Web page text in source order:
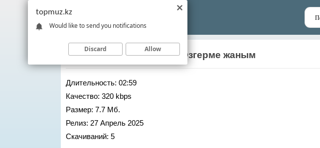
Рахымжан Оразалиев– Озгерме жаным
Длительность: 02:59
Качество: 320 kbps
Размер: 7.7 Мб.
Релиз: 27 Апрель 2025
Скачиваний: 5
topmuz.kz
Would like to send you notifications
Discard Allow